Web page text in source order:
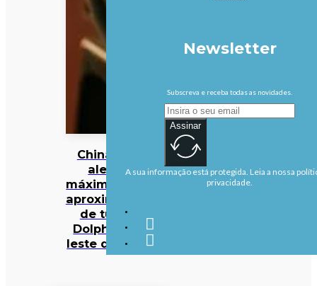
China em
alerta
máximo com
aproximação
de tufão
Dolphin ao
leste do país
Newsletter
Subscreva e receba todas as novidades.
Assinar
A sua informação está protegida. Leia a nossa
privacidade.